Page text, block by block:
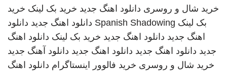
خرید شال و روسری دانلود اهنگ جدید خرید بک لینک خرید
بک لینک Spanish Shadowing دانلود اهنگ جدید دانلود
اهنگ جدید دانلود اهنگ جدید خرید بک لینک دانلود اهنگ
جدید دانلود اهنگ جدید دانلود اهنگ جدید دانلود آهنگ جدید
خرید شال و روسری خرید فالوور اینستاگرام دانلود اهنگ